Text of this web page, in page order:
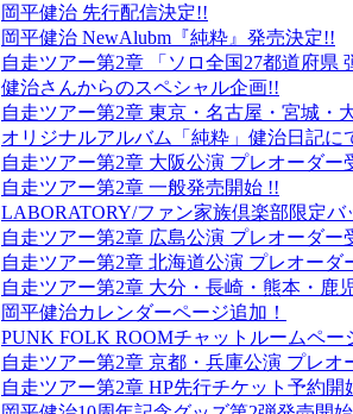
岡平健治 先行配信決定!!
岡平健治 NewAlubm『純粋』発売決定!!
自走ツアー第2章 「ソロ全国27都道府県
健治さんからのスペシャル企画!!
自走ツアー第2章 東京・名古屋・宮城・
オリジナルアルバム「純粋」健治日記に
自走ツアー第2章 大阪公演 プレオーダー
自走ツアー第2章 一般発売開始 !!
LABORATORY/ファン家族倶楽部限定バ
自走ツアー第2章 広島公演 プレオーダー
自走ツアー第2章 北海道公演 プレオーダ
自走ツアー第2章 大分・長崎・熊本・鹿
岡平健治カレンダーページ追加！
PUNK FOLK ROOMチャットルームペー
自走ツアー第2章 京都・兵庫公演 プレオ
自走ツアー第2章 HP先行チケット予約開